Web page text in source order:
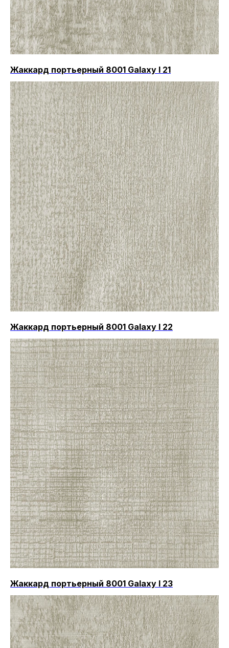
Жаккард портьерный 8001 Galaxy I 21
Жаккард портьерный 8001 Galaxy I 22
Жаккард портьерный 8001 Galaxy I 23